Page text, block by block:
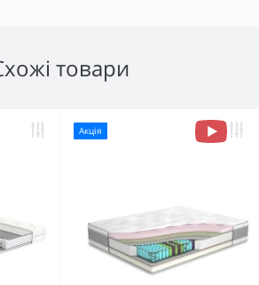
товари
Акція